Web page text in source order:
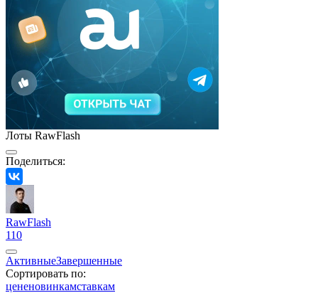
Лоты RawFlash
Поделиться:
RawFlash
110
АктивныеЗавершенные
Сортировать по:
цененовинкамставкам